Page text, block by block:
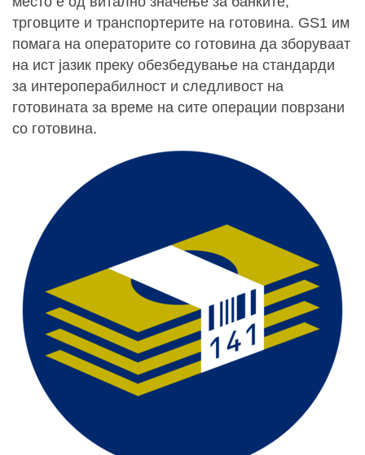
трговците и транспортерите на готовина. GS1 им
помага на операторите со готовина да зборуваат
на ист јазик преку обезбедување на стандарди
за интероперабилност и следливост на
готовината за време на сите операции поврзани
со готовина.